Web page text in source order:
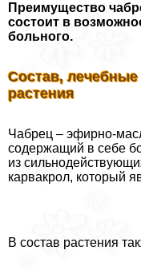
Преимущество
состоит в
больного.
Состав,
растения
Чабрец – эфирно-
содержащий в себе
из
карвакрол, который
В состав растения